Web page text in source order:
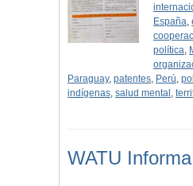
España,
política,
Paraguay, patentes, Perú,
indígenas, salud mental ,
WATU